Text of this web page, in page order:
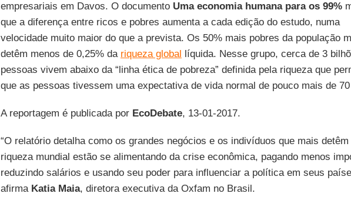
empresariais em Davos. O documento Uma economia humana para os 99%
que a diferença entre ricos e pobres aumenta a cada edição do estudo, numa
velocidade muito maior do que a prevista. Os 50% mais pobres da população
detêm menos de 0,25% da riqueza global líquida. Nesse grupo, cerca de 3
pessoas vivem abaixo da “linha ética de pobreza” definida pela riqueza que
que as pessoas tivessem uma expectativa de vida normal de pouco mais de
A reportagem é publicada por EcoDebate, 13-01-2017.
“O relatório detalha como os grandes negócios e os indivíduos que mais detêm
riqueza mundial estão se alimentando da crise econômica, pagando menos
reduzindo salários e usando seu poder para influenciar a política em seus
afirma Katia Maia, diretora executiva da Oxfam no Brasil.